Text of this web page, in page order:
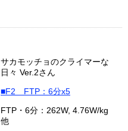
サカモッチョのクライマーな
日々 Ver.2さん
■F2 FTP：6分x5
FTP・6分：262W, 4.76W/kg
他